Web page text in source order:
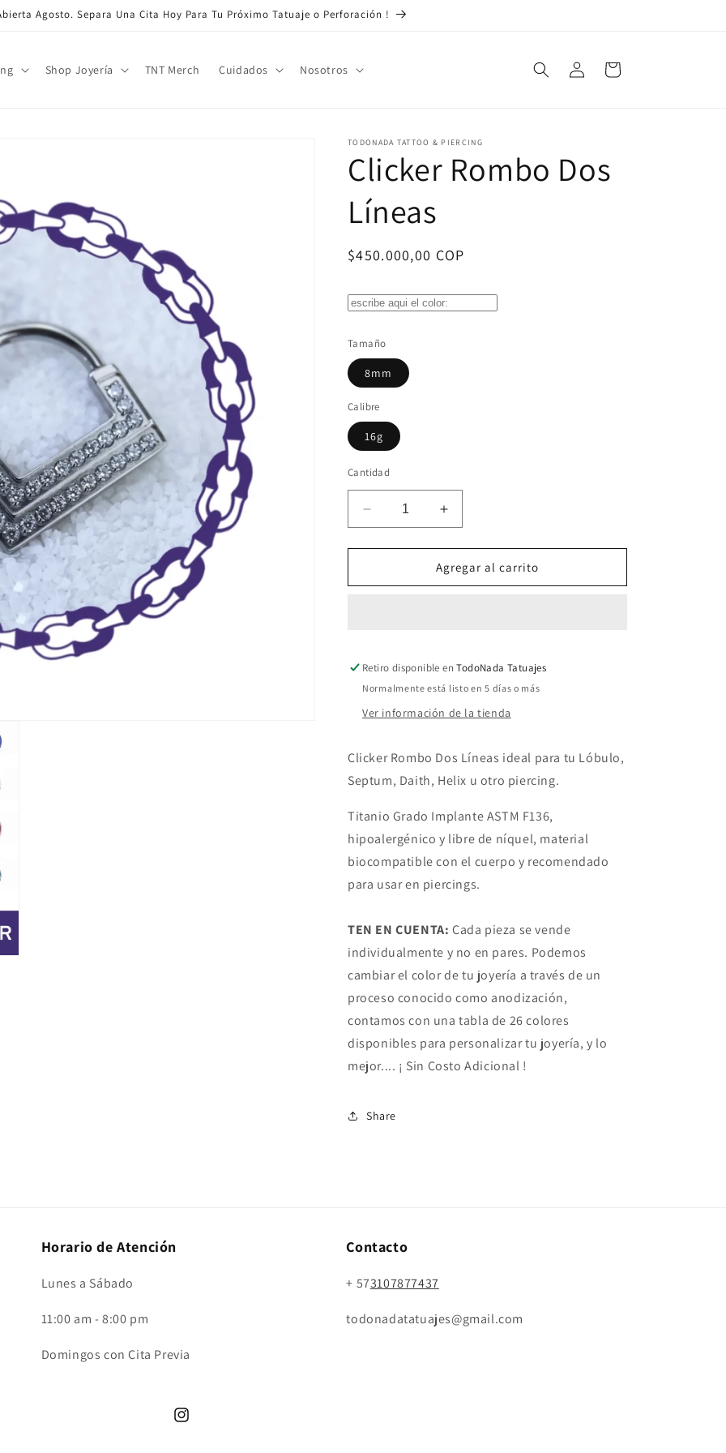
Agosto. Separa Una Cita Hoy Para Tu Próximo Tatuaje o Perforación !
Shop Joyería TNT Merch Cuidados Nosotros
Iniciar
sesión
Carrito
TODONADA TATTOO & PIERCING
Clicker Rombo Dos
Líneas
Precio
$450.000,00 COP
Tamaño
8mm
Calibre
16g
Cantidad
Reducir
cantidad
para
Rombo
Aumentar
cantidad
para
Clicker
Rombo
Agregar al carrito
Retiro disponible enTodoNada Tatuajes
Normalmente está listo en 5 días o más
Ver información de la tienda
Clicker Rombo Dos Líneas ideal para tu Lóbulo,
Septum, Daith, Helix u otro piercing.
Titanio Grado Implante ASTM F136,
hipoalergénico y libre de níquel, material
biocompatible con el cuerpo y recomendado
para usar en piercings.
TEN EN CUENTA: Cada pieza se vende
individualmente y no en pares. Podemos
cambiar el color de tu joyería a través de un
proceso conocido como anodización,
contamos con una tabla de 26 colores
disponibles para personalizar tu joyería, y lo
mejor.... ¡ Sin Costo Adicional !
Share
Horario de Atención
Lunes a Sábado
11:00 am - 8:00 pm
Domingos con Cita Previa
Contacto
+ 573107877437
todonadatatuajes@gmail.com
Instagram